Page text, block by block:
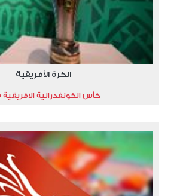
الكرة الأفريقية
كأس الكونفدرالية الافريقية 2025